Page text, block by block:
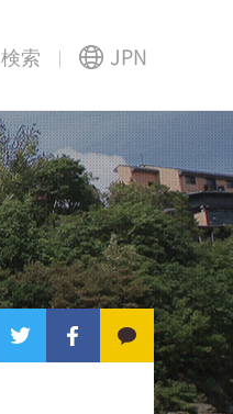
検索 JPN